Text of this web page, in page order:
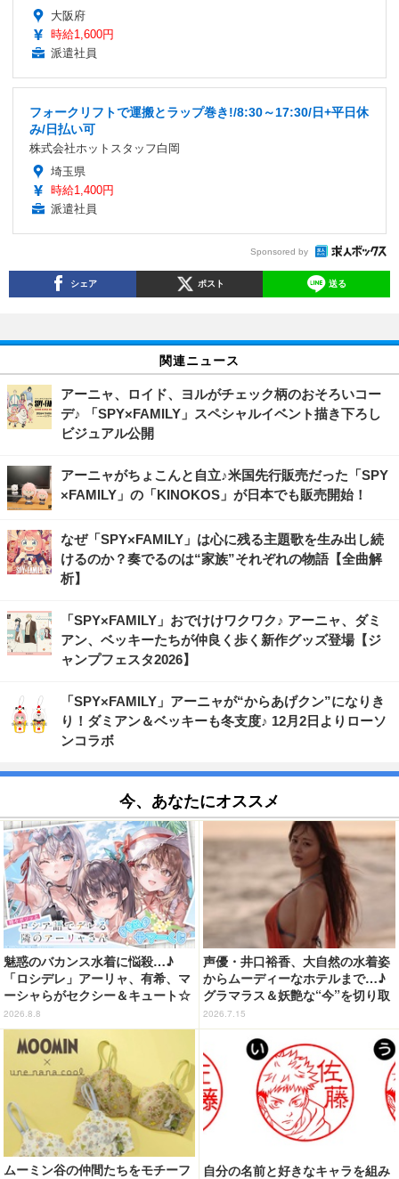
大阪府
時給1,600円
派遣社員
フォークリフトで運搬とラップ巻き!/8:30～17:30/日+平日休
み/日払い可
株式会社ホットスタッフ白岡
埼玉県
時給1,400円
派遣社員
Sponsored by
シェア ポスト 送る
関連ニュース
アーニャ、ロイド、ヨルがチェック柄のおそろいコー
デ♪ 「SPY×FAMILY」スペシャルイベント描き下ろし
ビジュアル公開
アーニャがちょこんと自立♪米国先行販売だった「SPY
×FAMILY」の「KINOKOS」が日本でも販売開始！
なぜ「SPY×FAMILY」は心に残る主題歌を生み出し続
けるのか？奏でるのは“家族”それぞれの物語【全曲解
析】
「SPY×FAMILY」おでけけワクワク♪ アーニャ、ダミ
アン、ベッキーたちが仲良く歩く新作グッズ登場【ジ
ャンプフェスタ2026】
「SPY×FAMILY」アーニャが“からあげクン”になりき
り！ダミアン＆ベッキーも冬支度♪ 12月2日よりローソ
ンコラボ
今、あなたにオススメ
魅惑のバカンス水着に悩殺…♪
「ロシデレ」アーリャ、有希、マ
ーシャらがセクシー＆キュート☆
ももこの美麗イラストでグッズ化
【くじ引き堂】」
2026.8.8
声優・井口裕香、大自然の水着姿
からムーディーなホテルまで…♪
グラマラス＆妖艶な“今”を切り取
り！3冊目写真集が発売中
2026.7.15
ムーミン谷の仲間たちをモチーフ
自分の名前と好きなキャラを組み